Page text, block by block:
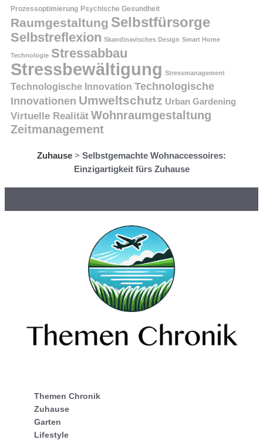
Prozessoptimierung Psychische Gesundheit
Raumgestaltung Selbstfürsorge
Selbstreflexion Skandinavisches Design Smart Home
Technologie Stressabbau
Stressbewältigung Stressmanagement
Technologische Innovation Technologische
Innovationen Umweltschutz Urban Gardening
Virtuelle Realität Wohnraumgestaltung
Zeitmanagement
Zuhause > Selbstgemachte Wohnaccessoires:
Einzigartigkeit fürs Zuhause
Themen Chronik
Zuhause
Garten
Lifestyle